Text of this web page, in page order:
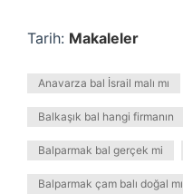
Tarih: Makaleler
Anavarza bal İsrail malı mı
Balkaşık bal hangi firmanın
Balparmak bal gerçek mi
Balparmak çam balı doğal mı